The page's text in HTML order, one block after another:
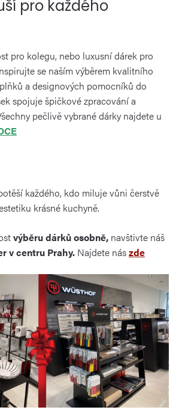
pro každého
pro kolegu, nebo luxusní dárek pro
se naším výběrem kvalitního
a designových pomocníků do
spojuje špičkové zpracování a
pečlivě vybrané dárky najdete u
každého, kdo miluje vůni čerstvě
krásné kuchyně.
výběru dárků osobně, navštivte náš
v centru Prahy. Najdete nászde